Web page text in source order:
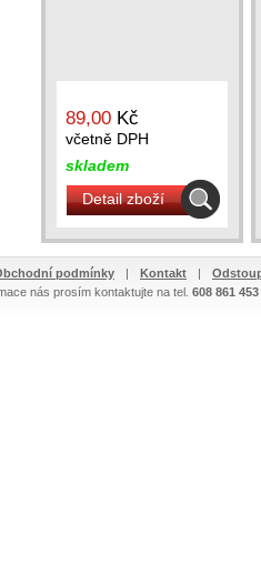
89,00 Kč
včetně DPH
skladem
Detail zboží
podmínky | Kontakt |
nás prosím kontaktujte na tel. 608 861 453